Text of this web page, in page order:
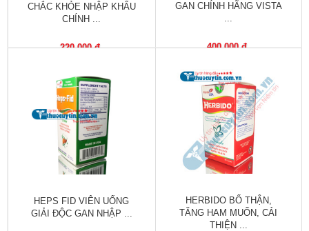
Khoáng
Thuốc
giảm
cân
Thuốc
tăng
cân
Não,
Thần
CHẮC KHỎE NHẬP KHẨU
CHÍNH ...
220,000 đ
GAN CHÍNH HÃNG VISTA
400,000 đ
HEPS FID VIÊN UỐNG
GIẢI ĐỘC GAN NHẬP ...
HERBIDO BỔ THẬN,
TĂNG HAM MUỐN, CẢI
THIỆN ...